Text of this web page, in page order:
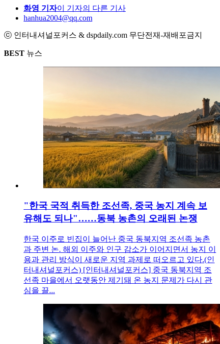
화영 기자이 기자의 다른 기사
hanhua2004@qq.com
ⓒ 인터내셔널포커스 & dspdaily.com 무단전재-재배포금지
BEST 뉴스
"한국 국적 취득한 조선족, 중국 농지 계속 보
유해도 되나"……동북 농촌의 오래된 논쟁
한국 이주로 빈집이 늘어난 중국 동북지역 조선족 농촌
과 주변 논. 해외 이주와 인구 감소가 이어지면서 농지 이
용과 관리 방식이 새로운 지역 과제로 떠오르고 있다.(인
터내셔널포커스) [인터내셔널포커스] 중국 동북지역 조
선족 마을에서 오랫동안 제기돼 온 농지 문제가 다시 관
심을 끌...